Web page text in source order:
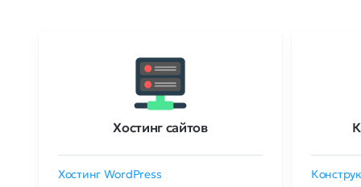
Хостинг сайтов
Хостинг WordPress